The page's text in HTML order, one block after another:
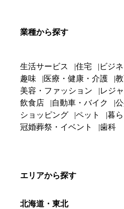
業種から探す
生活サービス 住宅 ビジ
趣味
医療・健康・介護
美容・ファッション
レジ
飲食店
自動車・バイク
ショッピング
ペット
暮
冠婚葬祭・イベント
歯科
エリアから探す
北海道・東北